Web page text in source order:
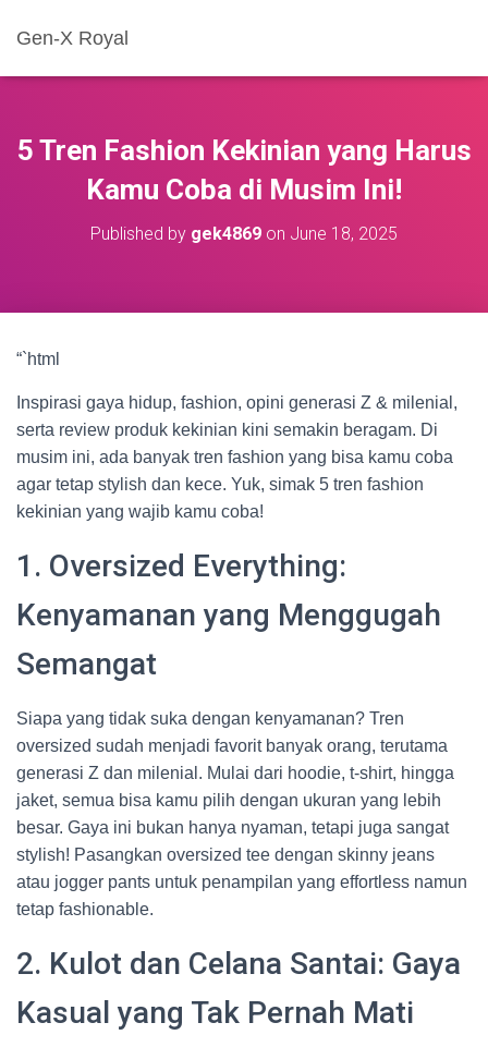
Gen-X Royal
5 Tren Fashion Kekinian yang Harus
Kamu Coba di Musim Ini!
Published by gek4869 on June 18, 2025
“`html
Inspirasi gaya hidup, fashion, opini generasi Z & milenial,
serta review produk kekinian kini semakin beragam. Di
musim ini, ada banyak tren fashion yang bisa kamu coba
agar tetap stylish dan kece. Yuk, simak 5 tren fashion
kekinian yang wajib kamu coba!
1. Oversized Everything:
Kenyamanan yang Menggugah
Semangat
Siapa yang tidak suka dengan kenyamanan? Tren
oversized sudah menjadi favorit banyak orang, terutama
generasi Z dan milenial. Mulai dari hoodie, t-shirt, hingga
jaket, semua bisa kamu pilih dengan ukuran yang lebih
besar. Gaya ini bukan hanya nyaman, tetapi juga sangat
stylish! Pasangkan oversized tee dengan skinny jeans
atau jogger pants untuk penampilan yang effortless namun
tetap fashionable.
2. Kulot dan Celana Santai: Gaya
Kasual yang Tak Pernah Mati